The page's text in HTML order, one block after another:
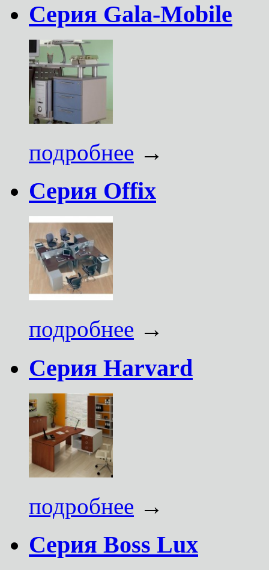
Серия Gala-Mobile
подробнее →
Серия Offix
подробнее →
Серия Harvard
подробнее →
Серия Boss Lux